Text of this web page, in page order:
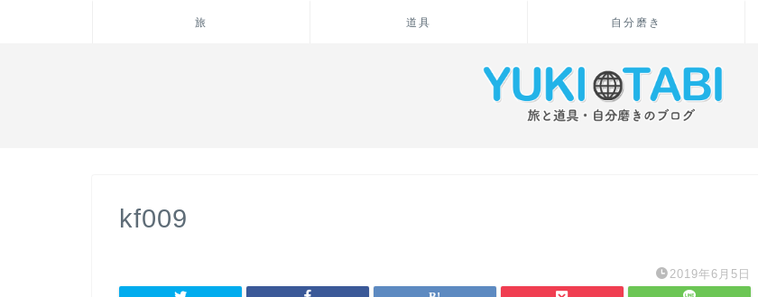
旅 道具 自分磨き
kf009
2019年6月5日